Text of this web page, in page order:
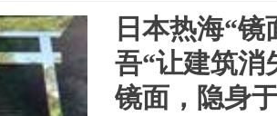
日本热海“
吾“让建筑消
镜面，隐身